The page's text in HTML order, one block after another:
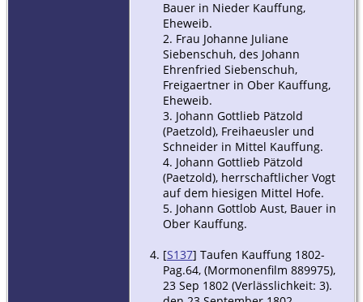
Bauer in Nieder Kauffung,
Eheweib.
2. Frau Johanne Juliane
Siebenschuh, des Johann
Ehrenfried Siebenschuh,
Freigaertner in Ober Kauffung,
Eheweib.
3. Johann Gottlieb Pätzold
(Paetzold), Freihaeusler und
Schneider in Mittel Kauffung.
4. Johann Gottlieb Pätzold
(Paetzold), herrschaftlicher Vogt
auf dem hiesigen Mittel Hofe.
5. Johann Gottlob Aust, Bauer in
Ober Kauffung.
[S137] Taufen Kauffung 1802-
Pag.64, (Mormonenfilm 889975),
23 Sep 1802 (Verlässlichkeit: 3).